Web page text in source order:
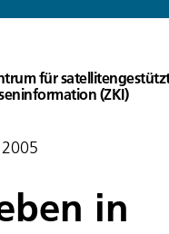
für
(ZKI)
in